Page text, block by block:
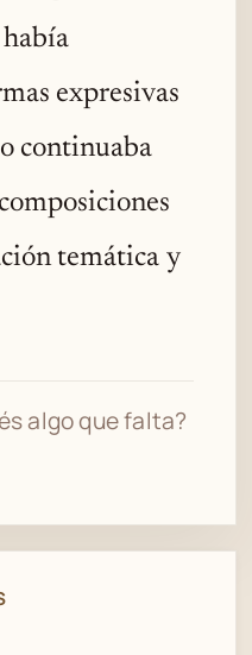
expresivas
continuaba
temática y
algo que falta?